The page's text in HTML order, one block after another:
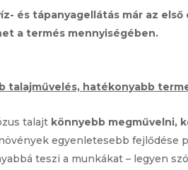
és tápanyagellátás már az első
a termés mennyiségében.
talajművelés, hatékonyabb
talajt könnyebb megművelni,
egyenletesebb fejlődése
teszi a munkákat – legyen